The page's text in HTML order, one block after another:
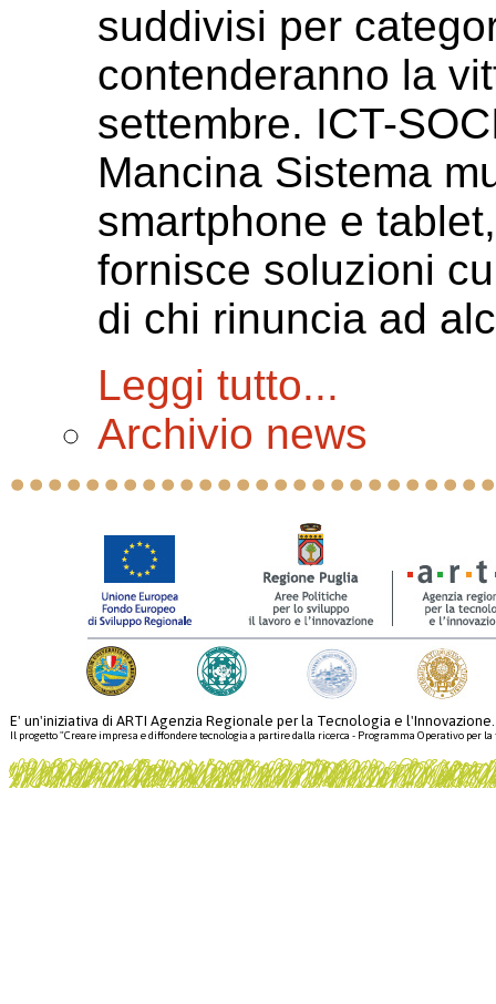
suddivisi per
contenderanno la
settembre. ICT-
Mancina Sistema
smartphone e
fornisce soluzioni
di chi rinuncia ad
Leggi tutto...
Archivio news
E' un'iniziativa di ARTI Agenzia Regionale per la Tecnologia e l'Innovazione.
Il progetto "Creare impresa e diffondere tecnologia a partire dalla ricerca - Programma Operativo per